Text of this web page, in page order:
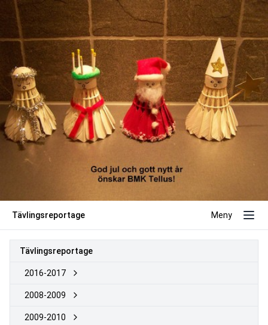
Tävlingsreportage Meny
Tävlingsreportage
2016-2017
2008-2009
2009-2010